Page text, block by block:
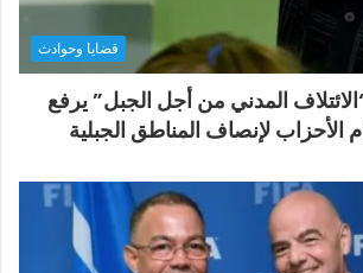
قضايا وحوادث
2026.. “الائتلاف المدني من أجل الجبل” يرفع
لإنصاف المناطق الجبلية